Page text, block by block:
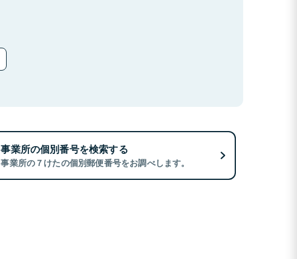
事業所の個別番号を検索する
事業所の７けたの個別郵便番号をお調べします。